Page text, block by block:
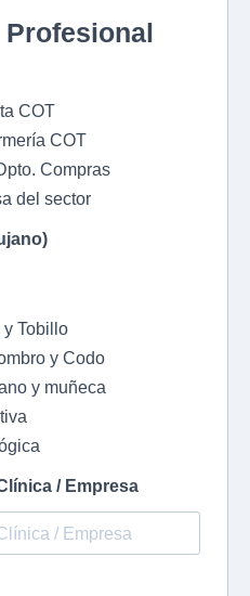
COT
COT
Compras
del sector
y Tobillo
y Codo
y muñeca
/ Empresa